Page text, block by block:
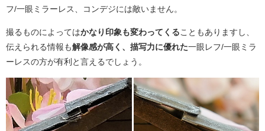
フ/一眼ミラーレス、コンデジには敵いません。
撮るものによってはかなり印象も変わってくる こともありますし、
伝えられる情報も解像感が高く、描写力に優れた一眼レフ/一眼ミラ
ーレスの方が有利と言えるでしょう。